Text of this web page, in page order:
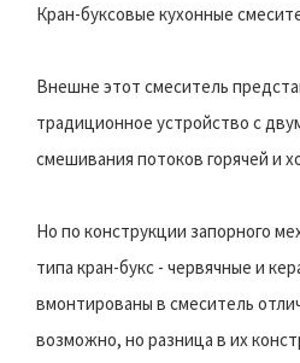
Кран-буксовые кухонные
Внешне этот смеситель
традиционное устройство с
смешивания потоков горячей и
Но по конструкции запорного
типа кран-букс - червячные и
вмонтированы в смеситель
возможно, но разница в их